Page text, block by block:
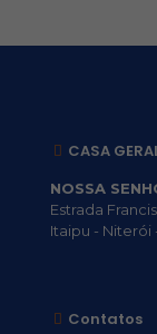
CASA
NOSSA
Estrada
Itaipu - Niterói
Contatos